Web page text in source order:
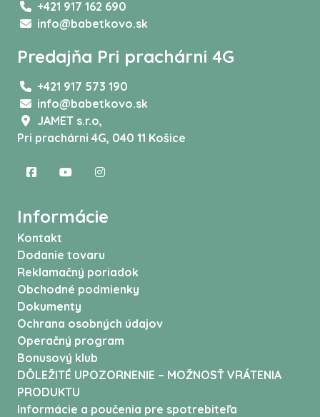
+421 917 162 690
info@babetkovo.sk
Predajňa Pri prachárni 4G
+421 917 573 190
info@babetkovo.sk
JAMET s.r.o,
Pri prachárni 4G, 040 11 Košice
Informácie
Kontakt
Dodanie tovaru
Reklamačný poriadok
Obchodné podmienky
Dokumenty
Ochrana osobných údajov
Operačný program
Bonusový klub
DÔLEŽITÉ UPOZORNENIE – MOŽNOSŤ VRÁTENIA
PRODUKTU
Informácie a poučenia pre spotrebiteľa